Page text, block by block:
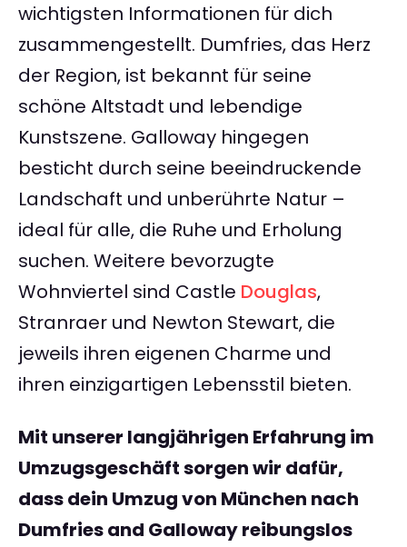
wichtigsten Informationen für dich
zusammengestellt. Dumfries, das Herz
der Region, ist bekannt für seine
schöne Altstadt und lebendige
Kunstszene. Galloway hingegen
besticht durch seine beeindruckende
Landschaft und unberührte Natur –
ideal für alle, die Ruhe und Erholung
suchen. Weitere bevorzugte
Wohnviertel sind Castle Douglas,
Stranraer und Newton Stewart, die
jeweils ihren eigenen Charme und
ihren einzigartigen Lebensstil bieten.
Mit unserer langjährigen Erfahrung im
Umzugsgeschäft sorgen wir dafür,
dass dein Umzug von München nach
Dumfries and Galloway reibungslos